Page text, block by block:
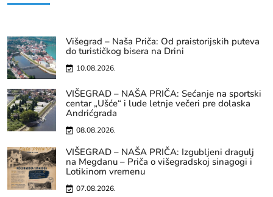
Višegrad – Naša Priča: Od praistorijskih puteva
do turističkog bisera na Drini
10.08.2026.
VIŠEGRAD – NAŠA PRIČA: Sećanje na sportski
centar „Ušće“ i lude letnje večeri pre dolaska
Andrićgrada
08.08.2026.
VIŠEGRAD – NAŠA PRIČA: Izgubljeni dragulj
na Megdanu – Priča o višegradskoj sinagogi i
Lotikinom vremenu
07.08.2026.